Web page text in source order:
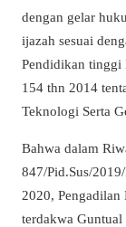
dengan gelar
ijazah sesuai
Pendidikan tinggi
154 thn 2014
Teknologi Serta
Bahwa dalam
847/Pid.Sus/
2020, Pengadilan
terdakwa